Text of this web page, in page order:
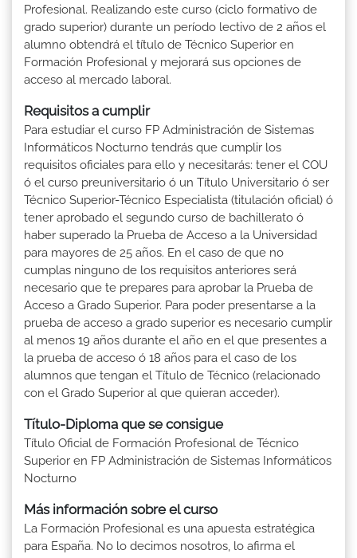
Profesional. Realizando este curso (ciclo formativo de
grado superior) durante un período lectivo de 2 años el
alumno obtendrá el título de Técnico Superior en
Formación Profesional y mejorará sus opciones de
acceso al mercado laboral.
Requisitos a cumplir
Para estudiar el curso FP Administración de Sistemas
Informáticos Nocturno tendrás que cumplir los
requisitos oficiales para ello y necesitarás: tener el COU
ó el curso preuniversitario ó un Título Universitario ó ser
Técnico Superior-Técnico Especialista (titulación oficial) ó
tener aprobado el segundo curso de bachillerato ó
haber superado la Prueba de Acceso a la Universidad
para mayores de 25 años. En el caso de que no
cumplas ninguno de los requisitos anteriores será
necesario que te prepares para aprobar la Prueba de
Acceso a Grado Superior. Para poder presentarse a la
prueba de acceso a grado superior es necesario cumplir
al menos 19 años durante el año en el que presentes a
la prueba de acceso ó 18 años para el caso de los
alumnos que tengan el Título de Técnico (relacionado
con el Grado Superior al que quieran acceder).
Título-Diploma que se consigue
Título Oficial de Formación Profesional de Técnico
Superior en FP Administración de Sistemas Informáticos
Nocturno
Más información sobre el curso
La Formación Profesional es una apuesta estratégica
para España. No lo decimos nosotros, lo afirma el